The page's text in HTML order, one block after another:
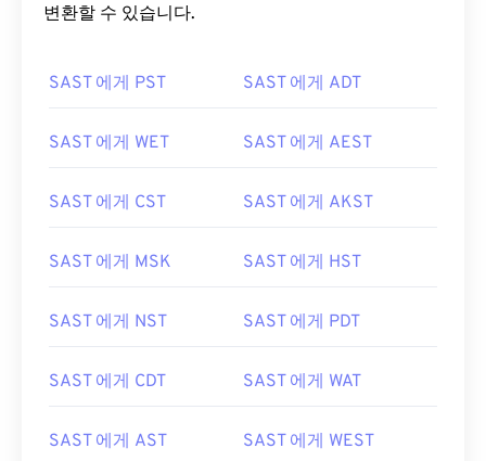
변환할 수 있습니다.
SAST 에게 PST SAST 에게 ADT
SAST 에게 WET SAST 에게 AEST
SAST 에게 CST SAST 에게 AKST
SAST 에게 MSK SAST 에게 HST
SAST 에게 NST SAST 에게 PDT
SAST 에게 CDT SAST 에게 WAT
SAST 에게 AST SAST 에게 WEST